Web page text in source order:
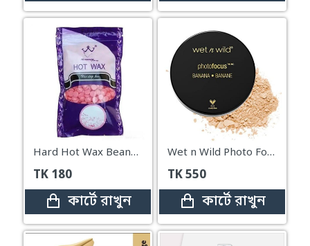
Hard Hot Wax Beans 100g
TK 180
কার্টে রাখুন
Wet n Wild Photo Focus Loose Setting Powder – Banana
TK550
কার্টে রাখুন